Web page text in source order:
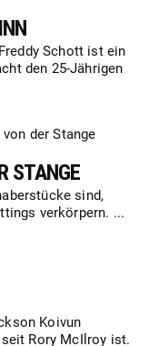
Schott ist ein
den 25-Jährigen
STANGE
sind,
verkörpern. ...
Koivun
Rory McIlroy ist.